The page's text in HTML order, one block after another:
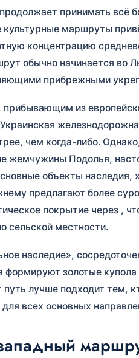
принимать всё
культурные маршруты
концентрацию
обычно начинается во
прибрежными
из
чем когда-либо.
жемчужины Подолья,
объекты
предлагают более
покрытие через ,
сельской местности.
наследие»,
формируют золотые
путь лучше подходит тем,
всех основных